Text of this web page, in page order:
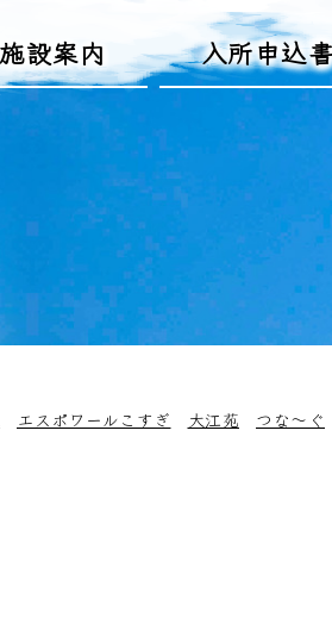
施設案内 入所申込
エスポワールこすぎ 大江苑 つな～ぐ